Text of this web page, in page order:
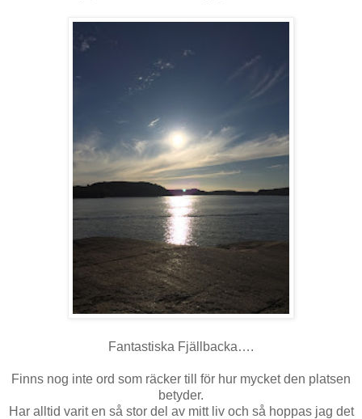
Fantastiska Fjällbacka….
Finns nog inte ord som räcker till för hur mycket den platsen
betyder.
Har alltid varit en så stor del av mitt liv och så hoppas jag det